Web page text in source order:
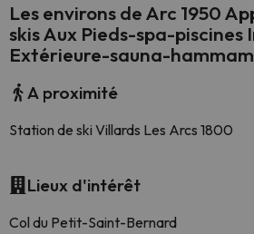
Les environs de Arc 1950
skis Aux Pieds-spa-piscines
Extérieure-sauna-hammam
A proximité
Station de ski Villards Les Arcs 1800
Lieux d'intérêt
Col du Petit-Saint-Bernard